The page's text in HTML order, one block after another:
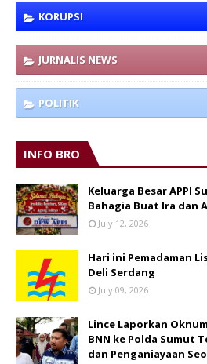
KORUPSI
JURNALIS NEWS
POLITIK
INFO BRO
Keluarga Besar APPI
Bahagia Buat Ira dan
July 12, 2026
Hari ini Pemadaman
Deli Serdang
July 09, 2026
Lince Laporkan
BNN ke Polda Sumut
dan Penganiayaan